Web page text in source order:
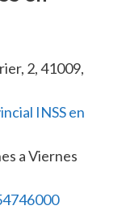
2, 41009,
INSS en
a Viernes